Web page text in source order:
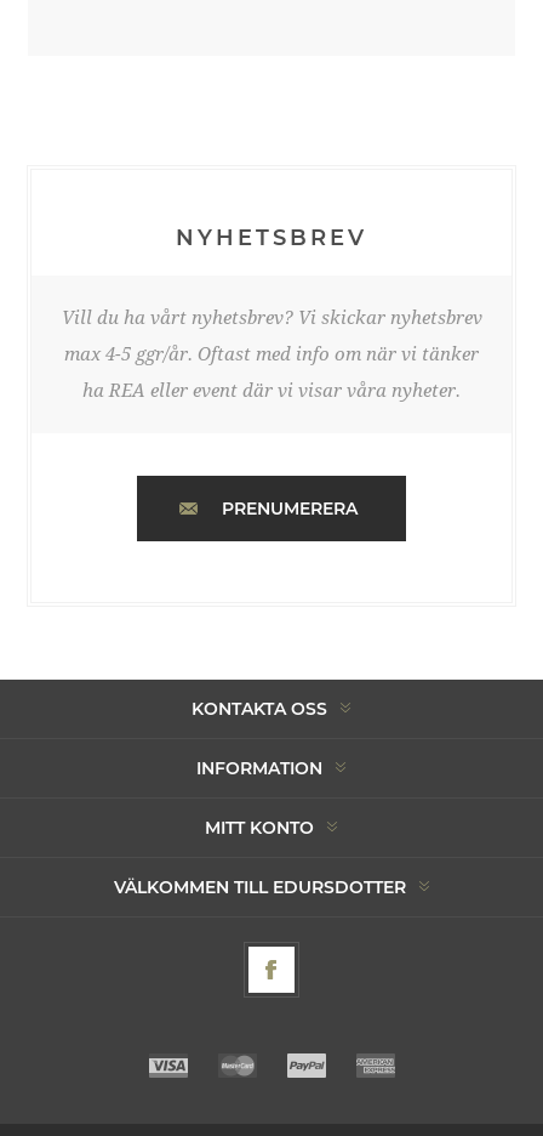
NYHETSBREV
Vill du ha vårt nyhetsbrev? Vi skickar nyhetsbrev
max 4-5 ggr/år. Oftast med info om när vi tänker
ha REA eller event där vi visar våra nyheter.
PRENUMERERA
KONTAKTA OSS
INFORMATION
MITT KONTO
VÄLKOMMEN TILL EDURSDOTTER